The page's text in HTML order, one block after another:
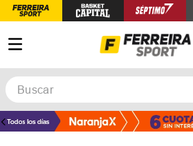
Buscar
TÉRMINOS MÁS BUSCADOS